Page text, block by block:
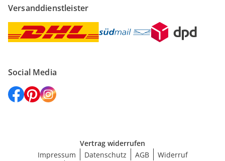
Versanddienstleister
Social Media
Vertrag widerrufen
Impressum
Datenschutz AGB
Widerruf